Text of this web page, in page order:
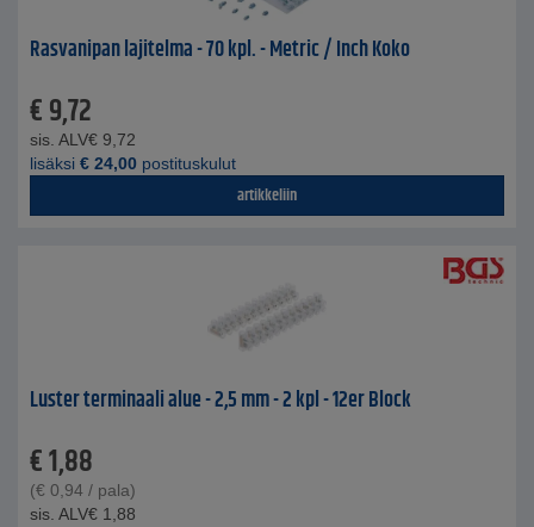
Rasvanipan lajitelma - 70 kpl. - Metric / Inch Koko
€9,72
sis. ALV€ 9,72
lisäksi € 24,00 postituskulut
artikkeliin
Luster terminaali alue - 2,5 mm - 2 kpl - 12er Block
€1,88
(€ 0,94 / pala)
sis. ALV€ 1,88